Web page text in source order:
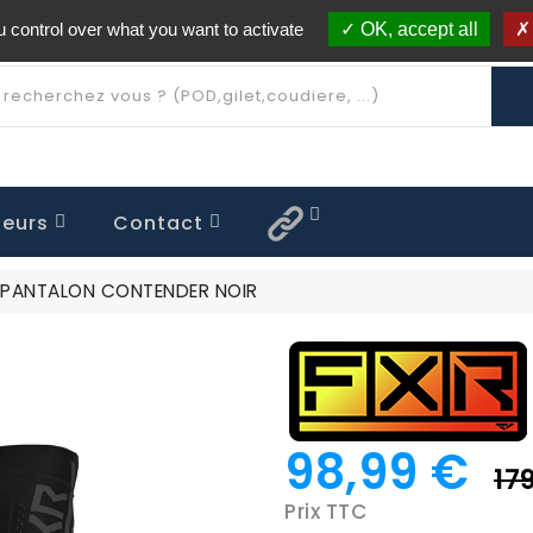
Livraison offerte à partir de 250€ d'achat (*)
Contact
PANTALON CONTENDER NOIR
98,99 €
Prix TTC
over what you want to activate OK, accept all